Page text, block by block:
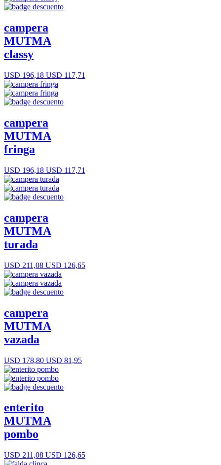
campera
MUTMA
classy
USD 196,18 USD 117,71
campera
MUTMA
fringa
USD 196,18 USD 117,71
campera
MUTMA
turada
USD 211,08 USD 126,65
campera
MUTMA
vazada
USD 178,80 USD 81,95
enterito
MUTMA
pombo
USD 211,08 USD 126,65